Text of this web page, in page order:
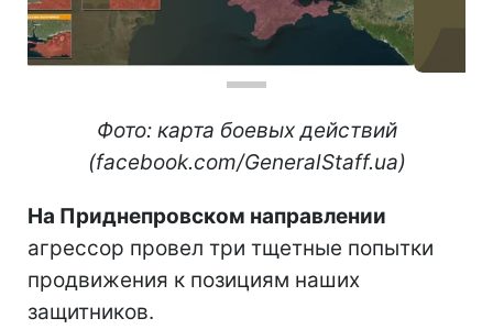
Фото: карта боевых действий
(facebook.com/GeneralStaff.ua)
На Приднепровском направлении
агрессор провел три тщетные попытки
продвижения к позициям наших
защитников.